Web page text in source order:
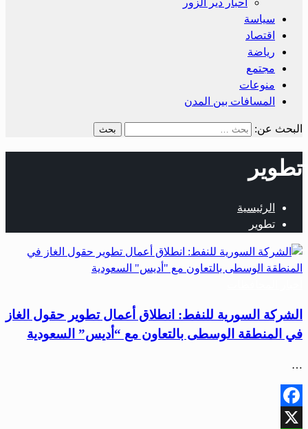
سياسة
اقتصاد
رياضة
مجتمع
منوعات
المسافات بين المدن
البحث عن:
تطوير
الرئيسية
تطوير
الشركة السورية للنفط: انطلاق أعمال تطوير حقول الغاز
في المنطقة الوسطى بالتعاون مع “أديس” السعودية
…
Facebook